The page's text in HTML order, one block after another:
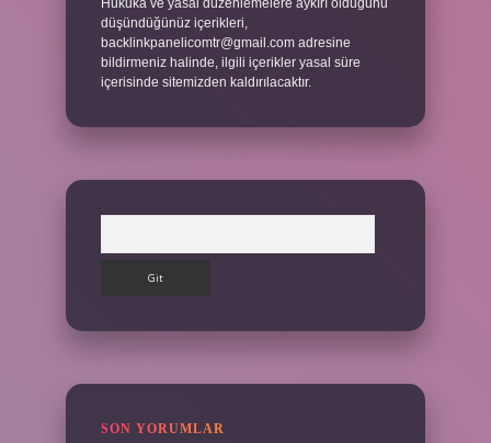
Hukuka ve yasal düzenlemelere aykırı olduğunu
düşündüğünüz içerikleri,
backlinkpanelicomtr@gmail.com adresine
bildirmeniz halinde, ilgili içerikler yasal süre
içerisinde sitemizden kaldırılacaktır.
SON YORUMLAR